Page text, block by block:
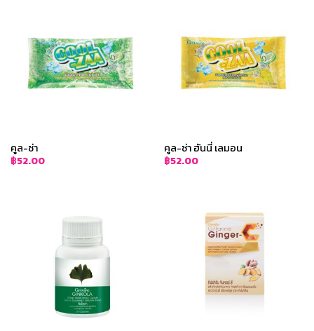
คูล-ซ่า
฿52.00
คูล-ซ่า ฮันนี่ เลมอน
฿52.00